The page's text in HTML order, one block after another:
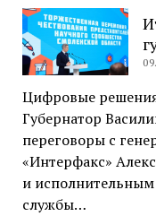
Цифровые
Губернатор
переговоры с
«Интерфакс»
и
службы…